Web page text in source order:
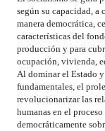
según su capacidad, a
manera democrática,
características del
producción y para
ocupación, vivienda,
Al dominar el Estado
fundamentales, el
revolucionarizar las
humanas en el
democráticamente